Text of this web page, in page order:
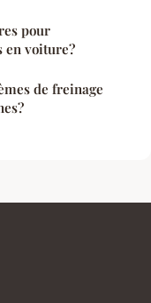
pour
en voiture?
de freinage